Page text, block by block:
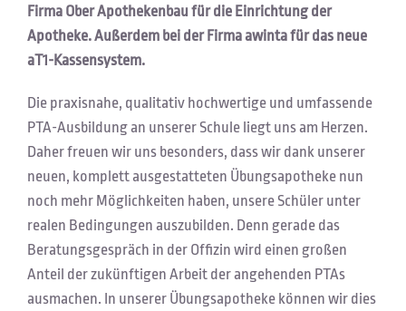
Firma Ober Apothekenbau für die Einrichtung der
Apotheke. Außerdem bei der Firma awinta für das neue
aT1-Kassensystem.
Die praxisnahe, qualitativ hochwertige und umfassende
PTA-Ausbildung an unserer Schule liegt uns am Herzen.
Daher freuen wir uns besonders, dass wir dank unserer
neuen, komplett ausgestatteten Übungsapotheke nun
noch mehr Möglichkeiten haben, unsere Schüler unter
realen Bedingungen auszubilden. Denn gerade das
Beratungsgespräch in der Offizin wird einen großen
Anteil der zukünftigen Arbeit der angehenden PTAs
ausmachen. In unserer Übungsapotheke können wir dies